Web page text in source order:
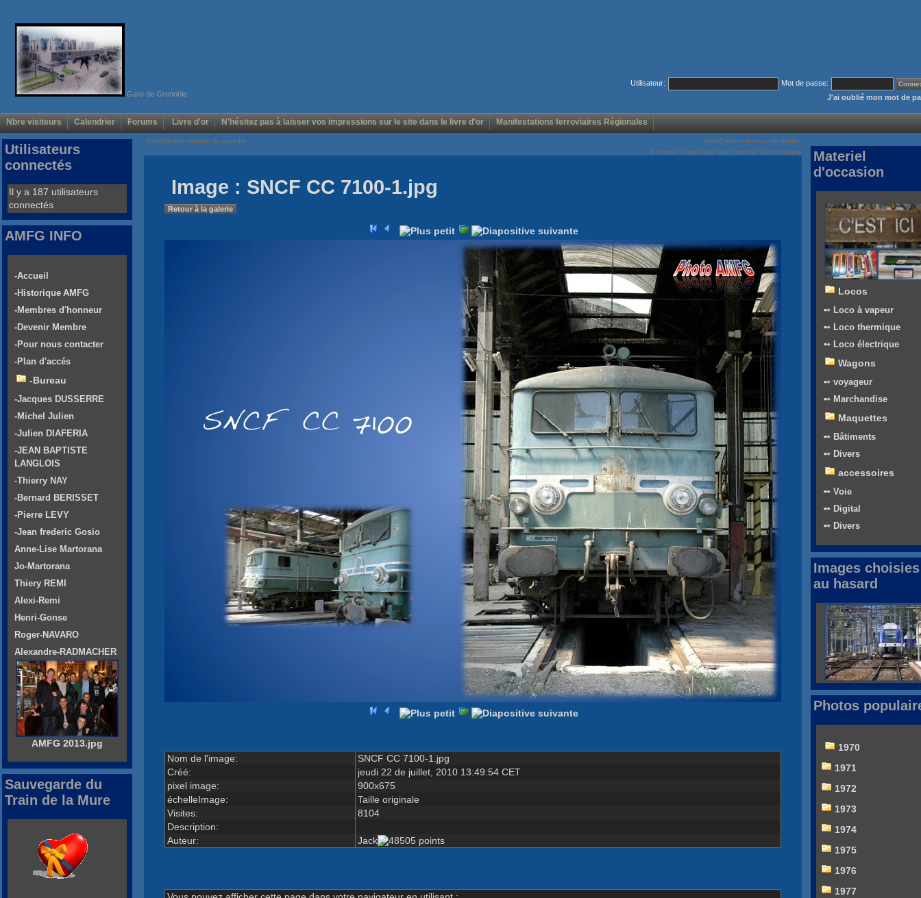
Gare de Grenoble
Utilisateur:
Mot de passe:
J'ai oublié mon mot de
Nbre visiteurs Calendrier Forums Livre d'or N'hésitez pas à laisser vos impressions sur le site dans le livre d'or Manifestations ferroviaires Régionales
Voir/Cacher menus de gauche
Voir/Cacher menus de droite
Envoyez cette page par courrier électronique
Image : SNCF CC 7100-1.jpg
Retour à la galerie
Nom de l'image:
SNCF CC 7100-1.jpg
Créé:
jeudi 22 de juillet, 2010 13:49:54 CET
pixel image:
900x675
échelleImage:
Taille originale
Visites:
8104
Description:
Auteur:
Jack
Utilisateurs
connectés
Il y a 187 utilisateurs
connectés
AMFG INFO
-Accueil
-Historique AMFG
-Membres d'honneur
-Devenir Membre
-Pour nous contacter
-Plan d'accés
-Bureau
-Jacques DUSSERRE
-Michel Julien
-Julien DIAFERIA
-JEAN BAPTISTE
LANGLOIS
-Thierry NAY
-Bernard BERISSET
-Pierre LEVY
-Jean frederic Gosio
Anne-Lise Martorana
Jo-Martorana
Thiery REMI
Alexi-Remi
Henri-Gonse
Roger-NAVARO
Alexandre-RADMACHER
AMFG 2013.jpg
Sauvegarde du
Train de la Mure
Materiel
d'occasion
Locos
➻ Loco à vapeur
➻ Loco thermique
➻ Loco électrique
Wagons
➻ voyageur
➻ Marchandise
Maquettes
➻ Bâtiments
➻ Divers
accessoires
➻ Voie
➻ Digital
➻ Divers
Images choisies
au hasard
Photos
1970
1971
1972
1973
1974
1975
1976
1977